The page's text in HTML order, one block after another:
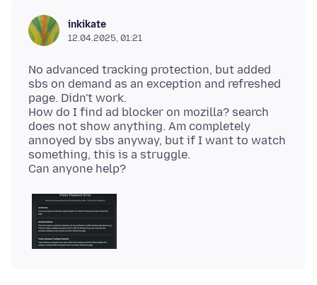
inkikate
12.04.2025, 01:21
No advanced tracking protection, but added
sbs on demand as an exception and refreshed
page. Didn't work.
How do I find ad blocker on mozilla? search
does not show anything. Am completely
annoyed by sbs anyway, but if I want to watch
something, this is a struggle.